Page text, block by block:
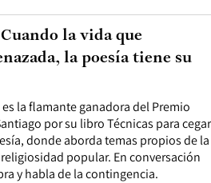
la flamante ganadora del Premio
por su libro Técnicas para cegar
donde aborda temas propios de la
popular. En conversación
y habla de la contingencia.
la vida que
la poesía tiene su